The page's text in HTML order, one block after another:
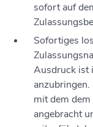
sofort auf
Sofortiges
Ausdruck ist
mit dem
angebracht